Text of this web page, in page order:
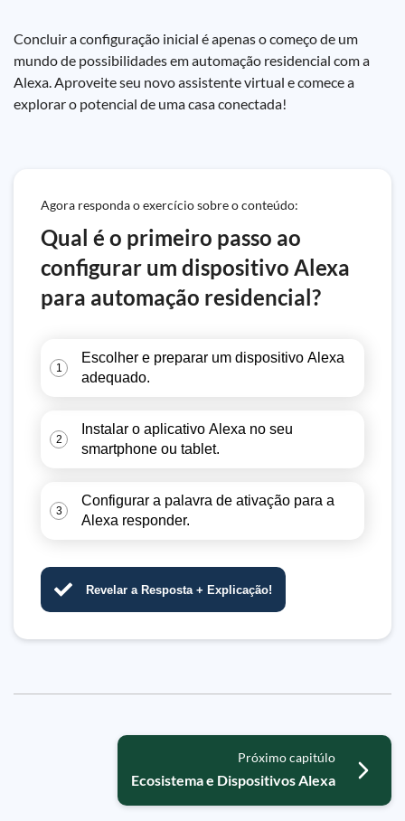
Concluir a configuração inicial é apenas o começo de um
mundo de possibilidades em automação residencial com a
Alexa. Aproveite seu novo assistente virtual e comece a
explorar o potencial de uma casa conectada!
Agora responda o exercício sobre o conteúdo:
Qual é o primeiro passo ao
configurar um dispositivo Alexa
para automação residencial?
1
Escolher e preparar um dispositivo Alexa
adequado.
2
Instalar o aplicativo Alexa no seu
smartphone ou tablet.
3
Configurar a palavra de ativação para a
Alexa responder.
Revelar a Resposta + Explicação!
Próximo capitúlo
Ecosistema e Dispositivos Alexa